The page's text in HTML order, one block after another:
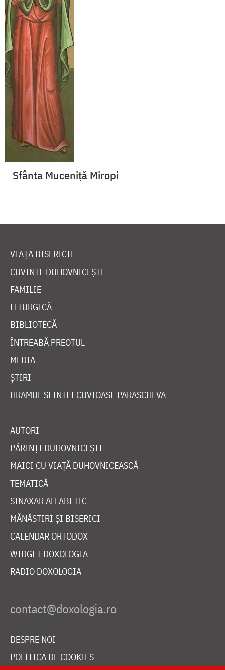
Sfânta Muceniță Miropi
VIAȚA BISERICII
CUVINTE DUHOVNICEȘTI
FAMILIE
LITURGICĂ
BIBLIOTECĂ
ÎNTREABĂ PREOTUL
MEDIA
ȘTIRI
HRAMUL SFINTEI CUVIOASE PARASCHEVA
AUTORI
PĂRINȚI DUHOVNICEȘTI
MAICI CU VIAȚĂ DUHOVNICEASCĂ
TEMATICĂ
SINAXAR ALFABETIC
MĂNĂSTIRI ȘI BISERICI
CALENDAR ORTODOX
WIDGET DOXOLOGIA
RADIO DOXOLOGIA
DESPRE NOI
POLITICA DE COOKIES